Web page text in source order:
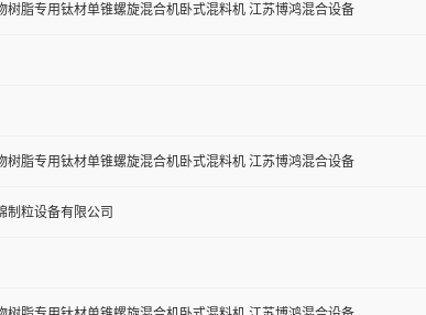
树脂专用钛材单锥螺旋混合机卧式混料机 江苏博鸿混合设备
树脂专用钛材单锥螺旋混合机卧式混料机 江苏博鸿混合设备
制粒设备有限公司